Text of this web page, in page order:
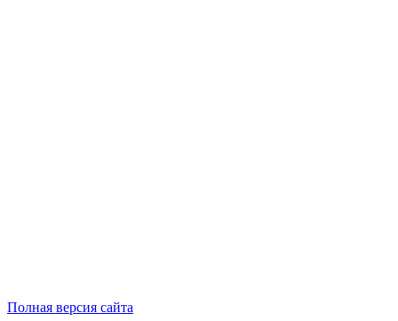
Полная версия сайта